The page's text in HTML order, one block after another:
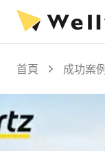
首頁 成功案例